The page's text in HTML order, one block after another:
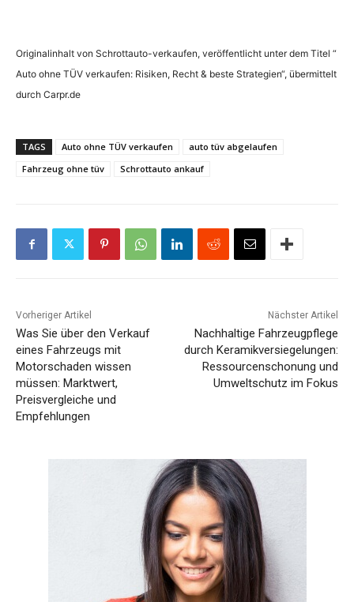
Originalinhalt von Schrottauto-verkaufen, veröffentlicht unter dem Titel “
Auto ohne TÜV verkaufen: Risiken, Recht & beste Strategien“, übermittelt
durch Carpr.de
TAGS Auto ohne TÜV verkaufen
auto tüv abgelaufen
Fahrzeug ohne tüv
Schrottauto ankauf
Vorheriger Artikel
Was Sie über den Verkauf
eines Fahrzeugs mit
Motorschaden wissen
müssen: Marktwert,
Preisvergleiche und
Empfehlungen
Nächster Artikel
Nachhaltige Fahrzeugpflege
durch Keramikversiegelungen:
Ressourcenschonung und
Umweltschutz im Fokus